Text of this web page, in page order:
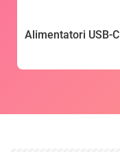
Alimentatori USB-C